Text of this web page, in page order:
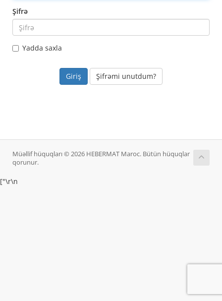
Şifrə
Yadda saxla
Şifrəmi unutdum?
Müəllif hüquqları © 2026 HEBERMAT Maroc. Bütün hüquqlar
qorunur.
["\r\n